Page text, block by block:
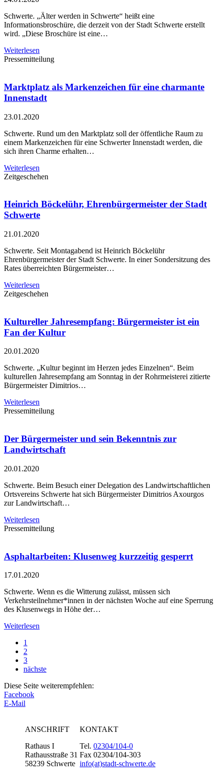
Schwerte. „Älter werden in Schwerte“ heißt eine
Informationsbroschüre, die derzeit von der Stadt Schwerte erstellt
wird. „Diese Broschüre ist eine…
Weiterlesen
Pressemitteilung
Marktplatz als Markenzeichen für eine charmante
Innenstadt
23.01.2020
Schwerte. Rund um den Marktplatz soll der öffentliche Raum zu
einem Markenzeichen für eine Schwerter Innenstadt werden, die
sich ihren Charme erhalten…
Weiterlesen
Zeitgeschehen
Heinrich Böckelühr, Ehrenbürgermeister der Stadt
Schwerte
21.01.2020
Schwerte. Seit Montagabend ist Heinrich Böckelühr
Ehrenbürgermeister der Stadt Schwerte. In einer Sondersitzung des
Rates überreichten Bürgermeister…
Weiterlesen
Zeitgeschehen
Kultureller Jahresempfang: Bürgermeister ist ein
Fan der Kultur
20.01.2020
Schwerte. „Kultur beginnt im Herzen jedes Einzelnen“. Beim
kulturellen Jahresempfang am Sonntag in der Rohrmeisterei zitierte
Bürgermeister Dimitrios…
Weiterlesen
Pressemitteilung
Der Bürgermeister und sein Bekenntnis zur
Landwirtschaft
20.01.2020
Schwerte. Beim Besuch einer Delegation des Landwirtschaftlichen
Ortsvereins Schwerte hat sich Bürgermeister Dimitrios Axourgos
zur Landwirtschaft…
Weiterlesen
Pressemitteilung
Asphaltarbeiten: Klusenweg kurzzeitig gesperrt
17.01.2020
Schwerte. Wenn es die Witterung zulässt, müssen sich
Verkehrsteilnehmer*innen in der nächsten Woche auf eine Sperrung
des Klusenwegs in Höhe der…
Weiterlesen
1
2
3
nächste
Diese Seite weiterempfehlen:
Facebook
E-Mail
ANSCHRIFT
Rathaus I
Rathausstraße 31
58239 Schwerte
KONTAKT
Tel. 02304/104-0
Fax 02304/104-303
info(at)stadt-schwerte.de